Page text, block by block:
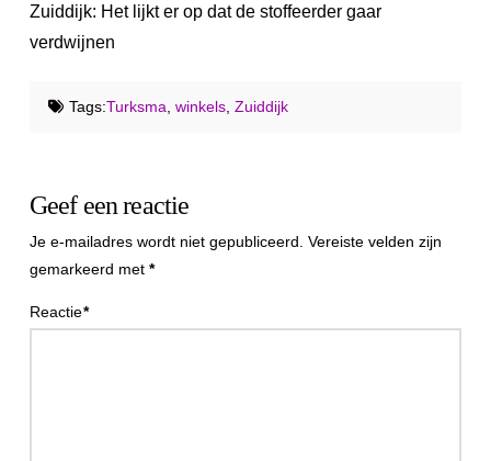
Zuiddijk: Het lijkt er op dat de stoffeerder gaar
verdwijnen
Tags:Turksma, winkels, Zuiddijk
Geef een reactie
Je e-mailadres wordt niet gepubliceerd. Vereiste velden zijn
gemarkeerd met *
Reactie*